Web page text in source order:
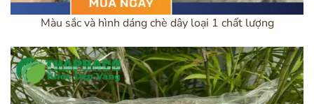
Màu sắc và hình dáng chè dây loại 1 chất lượng